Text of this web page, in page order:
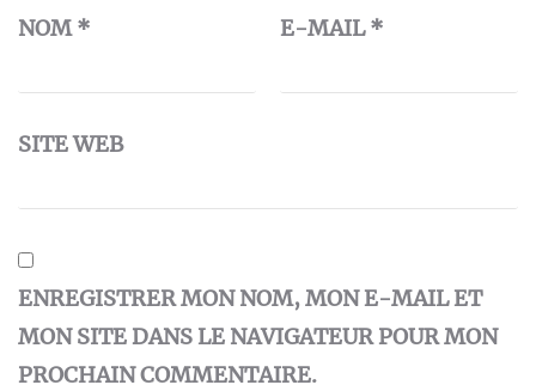
NOM* E-MAIL*
SITE WEB
ENREGISTRER MON NOM, MON E-MAIL ET
MON SITE DANS LE NAVIGATEUR POUR MON
PROCHAIN COMMENTAIRE.